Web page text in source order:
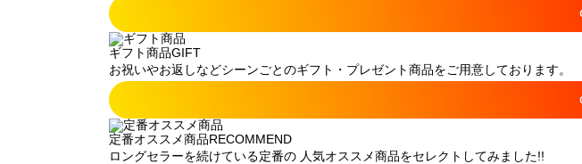
ギフト商品GIFT
お祝いやお返しなどシーンごとのギフト・プレゼント商品をご用意しております。
定番オススメ商品RECOMMEND
ロングセラーを続けている定番の 人気オススメ商品をセレクトしてみました!!